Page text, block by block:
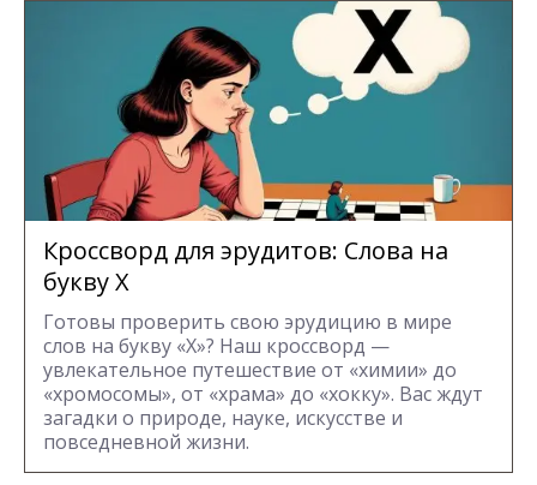
Кроссворд для эрудитов: Cлова на
букву Х
Готовы проверить свою эрудицию в мире
слов на букву «Х»? Наш кроссворд —
увлекательное путешествие от «химии» до
«хромосомы», от «храма» до «хокку». Вас ждут
загадки о природе, науке, искусстве и
повседневной жизни.